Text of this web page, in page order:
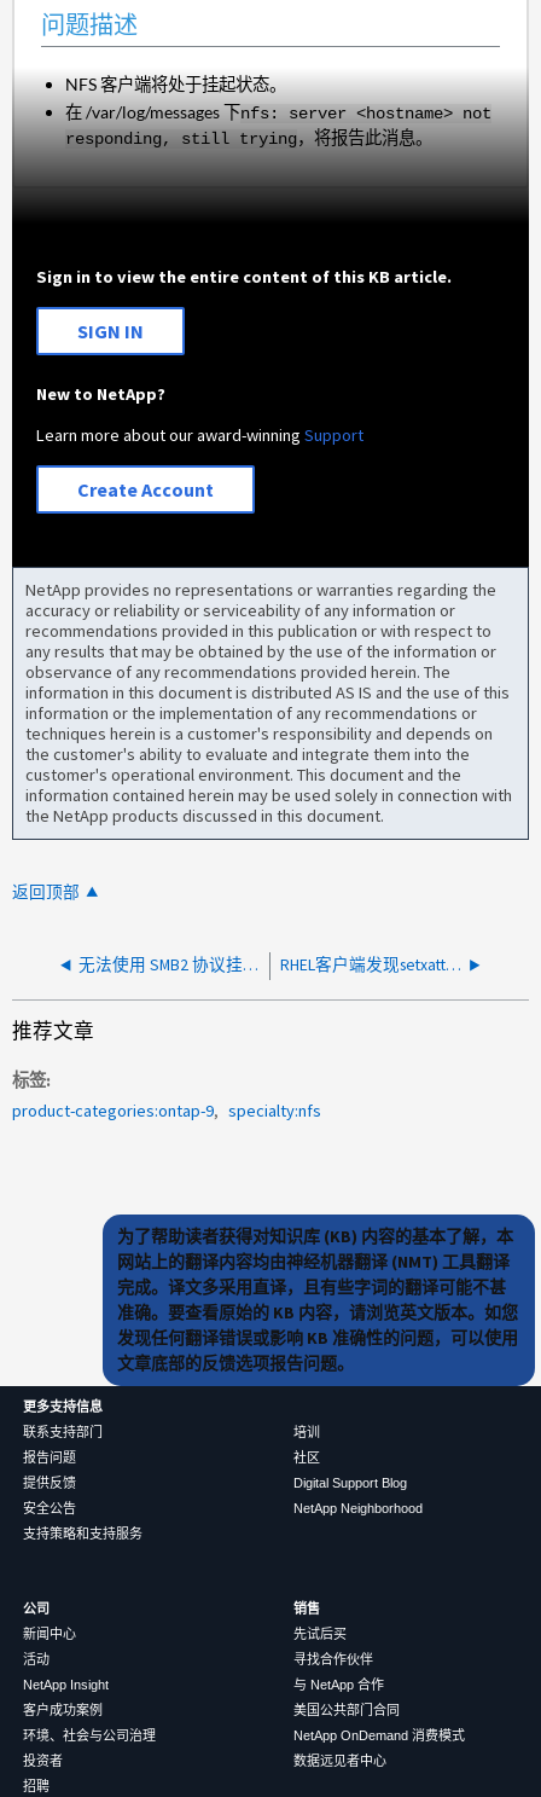
问题描述
NFS 客户端将处于挂起状态。
在 /var/log/messages 下nfs: server <hostname> not
responding, still trying，将报告此消息。
Sign in to view the entire content of this KB article.
SIGN IN
New to NetApp?
Learn more about our award-winningSupport
Create Account
NetApp provides no representations or warranties regarding the
accuracy or reliability or serviceability of any information or
recommendations provided in this publication or with respect to
any results that may be obtained by the use of the information or
observance of any recommendations provided herein. The
information in this document is distributed AS IS and the use of this
information or the implementation of any recommendations or
techniques herein is a customer's responsibility and depends on
the customer's ability to evaluate and integrate them into the
customer's operational environment. This document and the
information contained herein may be used solely in connection with
the NetApp products discussed in this document.
返回顶部
无法使用 SMB2 协议挂载 RHEL 5.x 和 6.x RHEL客户端发现setxattr操作失败：参数无效
推荐文章
标签
product-categories:ontap-9
specialty:nfs
为了帮助读者获得对知识库 (KB) 内容的基本了解，本
网站上的翻译内容均由神经机器翻译 (NMT) 工具翻译
完成。译文多采用直译，且有些字词的翻译可能不甚
准确。要查看原始的 KB 内容，请浏览英文版本。如您
发现任何翻译错误或影响 KB 准确性的问题，可以使用
文章底部的反馈选项报告问题。
更多支持信息
联系支持部门
报告问题
提供反馈
安全公告
支持策略和支持服务
培训
社区
Digital Support Blog
NetApp Neighborhood
公司
新闻中心
活动
NetApp Insight
客户成功案例
环境、社会与公司治理
投资者
招聘
销售
先试后买
寻找合作伙伴
与 NetApp 合作
美国公共部门合同
NetApp OnDemand 消费模式
数据远见者中心